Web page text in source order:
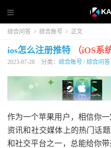
综合问答 > 综合账号 > 正文
ios怎么注册推特 （iOS系
2023-07-28 分类： 综合账号 / 综合问答
作为一个苹果用户，相信你
资讯和社交媒体上的热门话
和社交平台之一，总能给你